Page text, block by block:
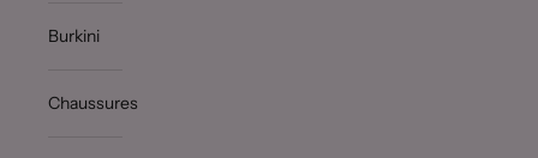
Burkini
Chaussures